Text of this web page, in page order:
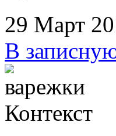
29 Март
В
Контекст